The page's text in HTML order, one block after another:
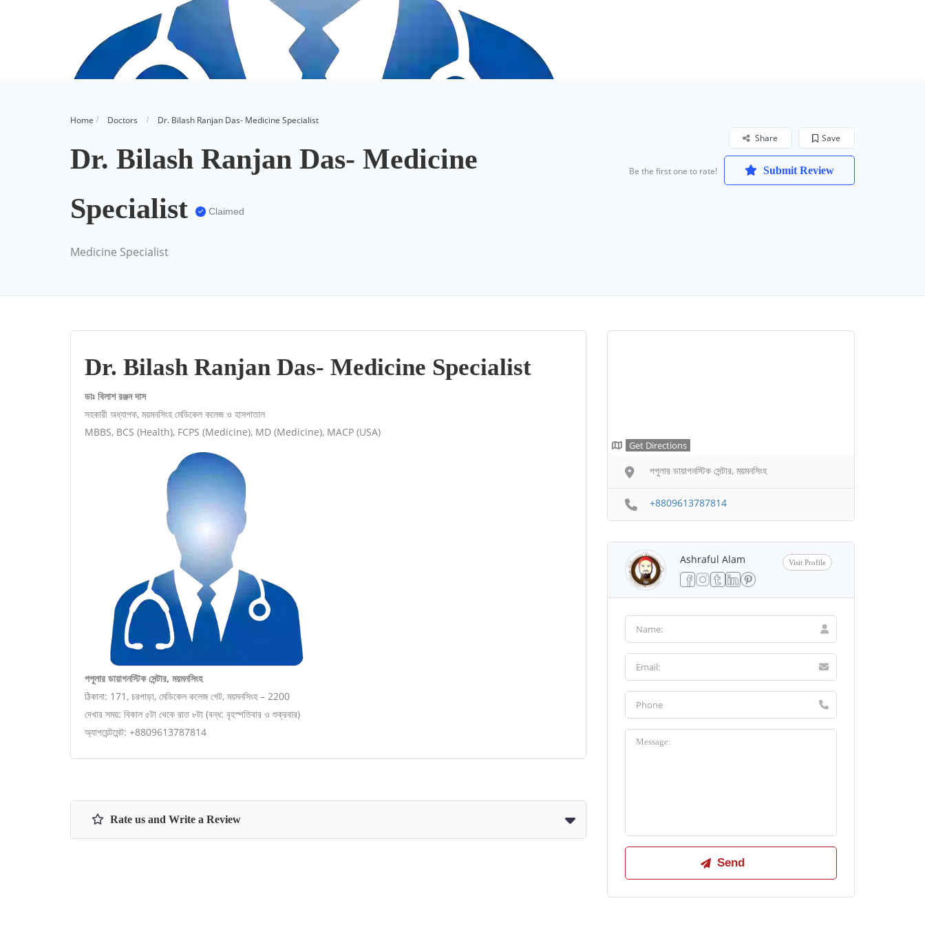
Home Doctors Dr. Bilash Ranjan Das- Medicine Specialist
Dr. Bilash Ranjan Das- Medicine
Specialist
Claimed
Medicine Specialist
Save
Share
Be the first one to rate! Submit Review
Dr. Bilash Ranjan Das- Medicine Specialist
ডাঃ বিলাশ রঞ্জন দাস
সহকারী অধ্যাপক, ময়মনসিংহ মেডিকেল কলেজ ও হাসপাতাল
MBBS, BCS (Health), FCPS (Medicine), MD (Medicine), MACP (USA)
পপুলার ডায়াগনস্টিক সেন্টার, ময়মনসিংহ
ঠিকানা: 171, চরপাড়া, মেডিকেল কলেজ গেট, ময়মনসিংহ – 2200
দেখার সময়: বিকাল ৫টা থেকে রাত ৮টা (বন্ধ: বৃহস্পতিবার ও শুক্রবার)
অ্যাপয়েন্টমেন্ট: +8809613787814
Rate us and Write a Review
Get Directions
পপুলার ডায়াগনস্টিক সেন্টার, ময়মনসিংহ
+8809613787814
Ashraful Alam Visit Profile